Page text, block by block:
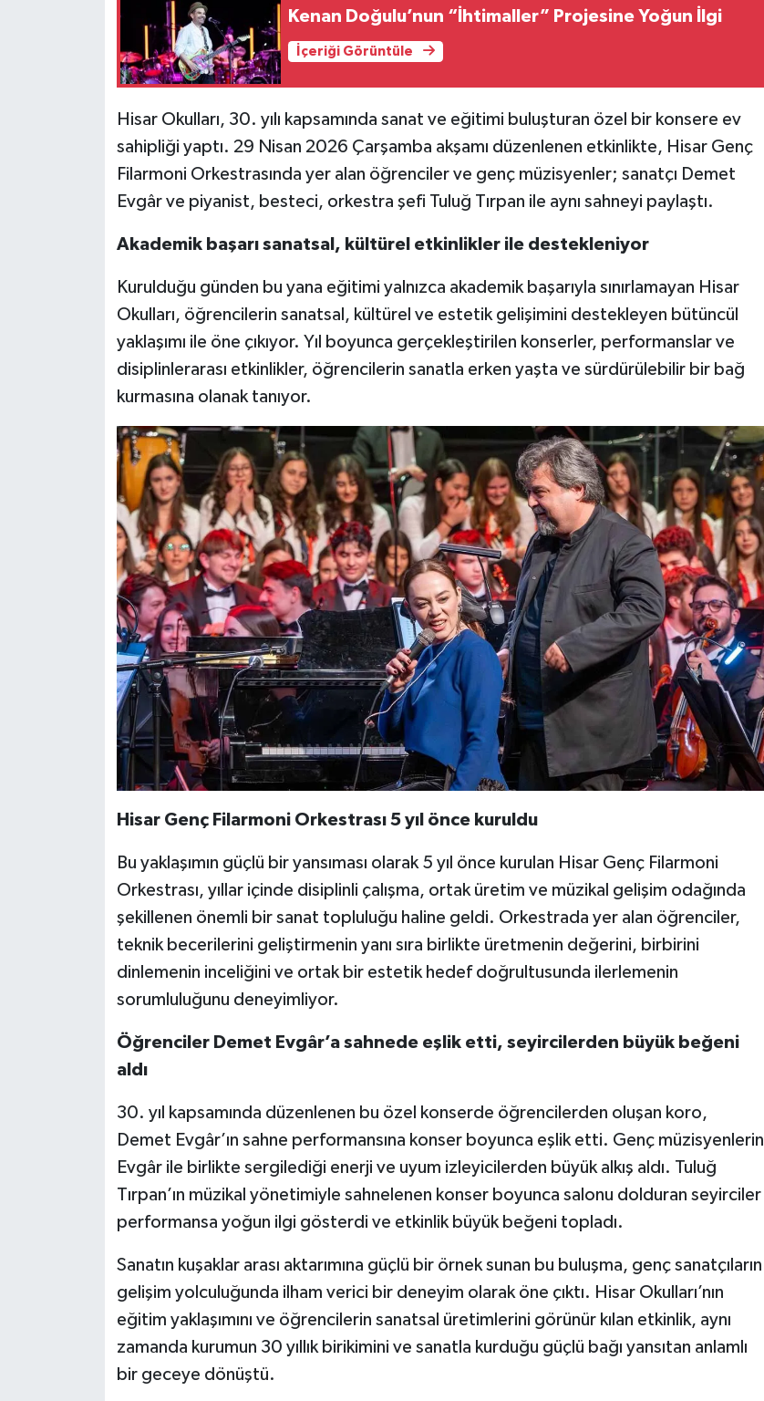
Kenan Doğulu’nun “İhtimaller” Projesine Yoğun İlgi
İçeriği Görüntüle
Hisar Okulları, 30. yılı kapsamında sanat ve eğitimi buluşturan özel bir konsere ev
sahipliği yaptı. 29 Nisan 2026 Çarşamba akşamı düzenlenen etkinlikte, Hisar Genç
Filarmoni Orkestrasında yer alan öğrenciler ve genç müzisyenler; sanatçı Demet
Evgâr ve piyanist, besteci, orkestra şefi Tuluğ Tırpan ile aynı sahneyi paylaştı.
Akademik başarı sanatsal, kültürel etkinlikler ile destekleniyor
Kurulduğu günden bu yana eğitimi yalnızca akademik başarıyla sınırlamayan Hisar
Okulları, öğrencilerin sanatsal, kültürel ve estetik gelişimini destekleyen bütüncül
yaklaşımı ile öne çıkıyor. Yıl boyunca gerçekleştirilen konserler, performanslar ve
disiplinlerarası etkinlikler, öğrencilerin sanatla erken yaşta ve sürdürülebilir bir bağ
kurmasına olanak tanıyor.
Hisar Genç Filarmoni Orkestrası 5 yıl önce kuruldu
Bu yaklaşımın güçlü bir yansıması olarak 5 yıl önce kurulan Hisar Genç Filarmoni
Orkestrası, yıllar içinde disiplinli çalışma, ortak üretim ve müzikal gelişim odağında
şekillenen önemli bir sanat topluluğu haline geldi. Orkestrada yer alan öğrenciler,
teknik becerilerini geliştirmenin yanı sıra birlikte üretmenin değerini, birbirini
dinlemenin inceliğini ve ortak bir estetik hedef doğrultusunda ilerlemenin
sorumluluğunu deneyimliyor.
Öğrenciler Demet Evgâr’a sahnede eşlik etti, seyircilerden büyük beğeni
aldı
30. yıl kapsamında düzenlenen bu özel konserde öğrencilerden oluşan koro,
Demet Evgâr’ın sahne performansına konser boyunca eşlik etti. Genç müzisyenlerin
Evgâr ile birlikte sergilediği enerji ve uyum izleyicilerden büyük alkış aldı. Tuluğ
Tırpan’ın müzikal yönetimiyle sahnelenen konser boyunca salonu dolduran seyirciler
performansa yoğun ilgi gösterdi ve etkinlik büyük beğeni topladı.
Sanatın kuşaklar arası aktarımına güçlü bir örnek sunan bu buluşma, genç sanatçıların
gelişim yolculuğunda ilham verici bir deneyim olarak öne çıktı. Hisar Okulları’nın
eğitim yaklaşımını ve öğrencilerin sanatsal üretimlerini görünür kılan etkinlik, aynı
zamanda kurumun 30 yıllık birikimini ve sanatla kurduğu güçlü bağı yansıtan anlamlı
bir geceye dönüştü.